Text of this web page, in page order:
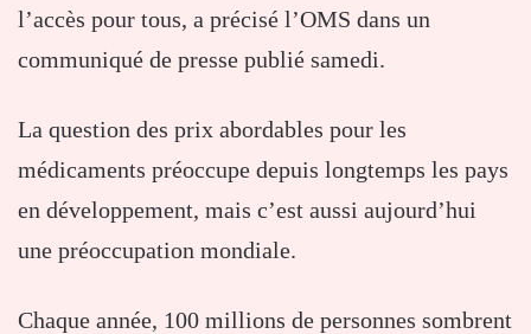
l’accès pour tous, a précisé l’OMS dans un
communiqué de presse publié samedi.
La question des prix abordables pour les
médicaments préoccupe depuis longtemps les pays
en développement, mais c’est aussi aujourd’hui
une préoccupation mondiale.
Chaque année, 100 millions de personnes sombrent